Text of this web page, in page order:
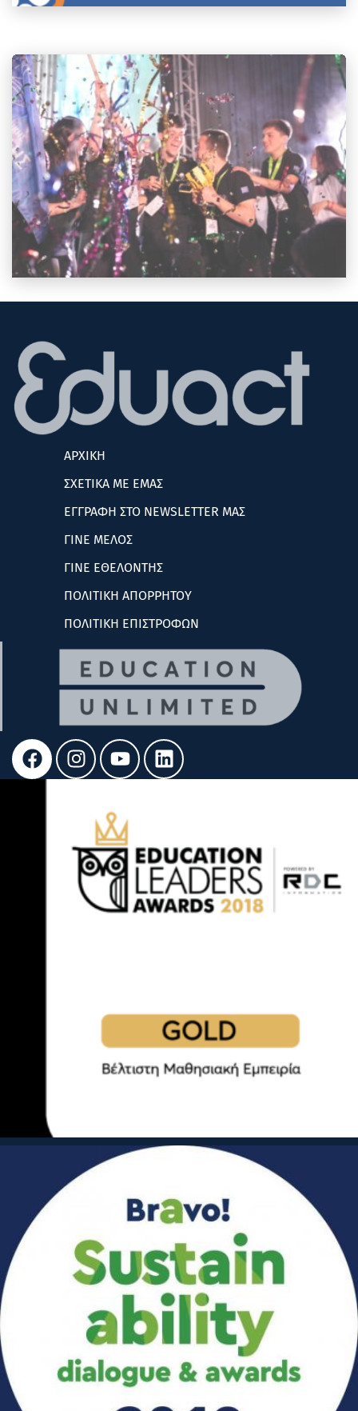
ΑΡΧΙΚΗ
ΣΧΕΤΙΚΑ ΜΕ ΕΜΑΣ
ΕΓΓΡΑΦΗ ΣΤΟ NEWSLETTER ΜΑΣ
ΓΙΝΕ ΜΕΛΟΣ
ΓΙΝΕ ΕΘΕΛΟΝΤΗΣ
ΠΟΛΙΤΙΚΗ ΑΠΟΡΡΗΤΟΥ
ΠΟΛΙΤΙΚΗ ΕΠΙΣΤΡΟΦΩΝ